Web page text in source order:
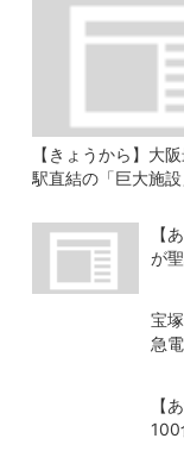
【きょうから】大
駅直結の「巨大施設
プン、誰でも行け
上庭園”も
【
が
宝
急
【
100